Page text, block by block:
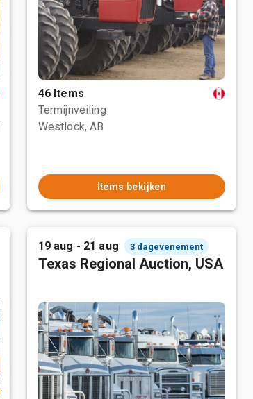
46 Items
Termijnveiling
Westlock, AB
Items bekijken
19 aug - 21 aug 3 dagevenement
Texas Regional Auction, USA